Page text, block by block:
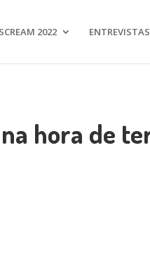
2022 ENTREVISTAS
hora de